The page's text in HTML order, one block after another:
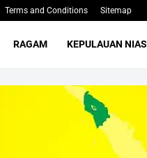
Terms and Conditions Sitemap
RAGAM KEPULAUAN NIAS